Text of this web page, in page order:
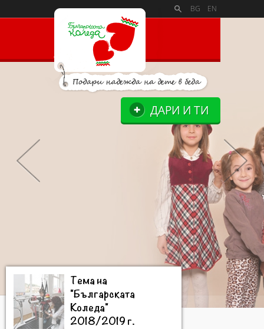
BG EN
ДАРИ И ТИ
Тема на
"Българската
Коледа"
2018/2019 г.